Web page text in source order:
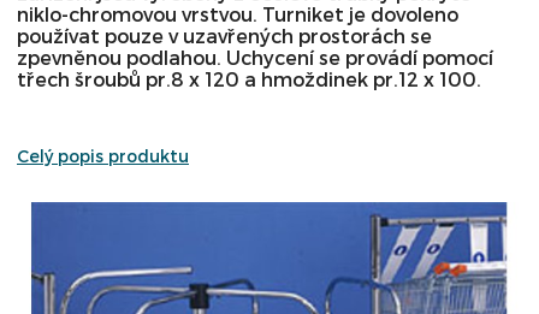
niklo-chromovou vrstvou. Turniket je dovoleno
používat pouze v uzavřených prostorách se
zpevněnou podlahou. Uchycení se provádí pomocí
třech šroubů pr.8 x 120 a hmoždinek pr.12 x 100.
Celý popis produktu